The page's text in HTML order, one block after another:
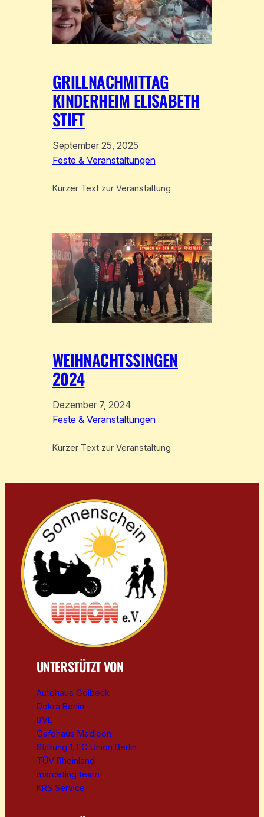
GRILLNACHMITTAG
KINDERHEIM ELISABETH
STIFT
September 25, 2025
Feste & Veranstaltungen
Kurzer Text zur Veranstaltung
WEIHNACHTSSINGEN
2024
Dezember 7, 2024
Feste & Veranstaltungen
Kurzer Text zur Veranstaltung
UNTERSTÜTZT VON
Autohaus Golbeck
Dekra Berlin
BVE
Cafehaus Madleen
Stiftung 1. FC Union Berlin
TÜV Rheinland
marceting team
KRS Service